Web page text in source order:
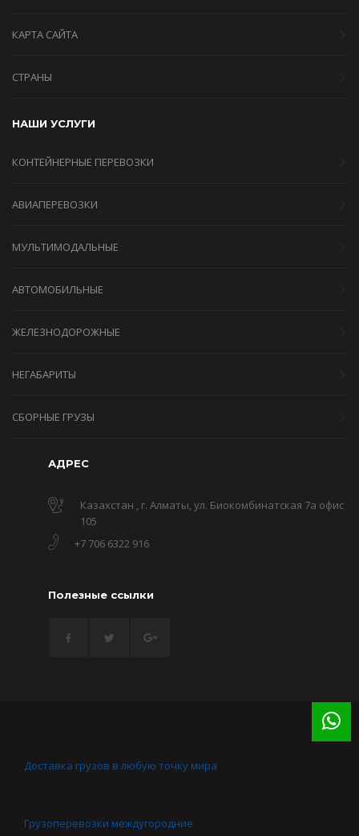
КАРТА САЙТА
СТРАНЫ
НАШИ УСЛУГИ
КОНТЕЙНЕРНЫЕ ПЕРЕВОЗКИ
АВИАПЕРЕВОЗКИ
МУЛЬТИМОДАЛЬНЫЕ
АВТОМОБИЛЬНЫЕ
ЖЕЛЕЗНОДОРОЖНЫЕ
НЕГАБАРИТЫ
СБОРНЫЕ ГРУЗЫ
АДРЕС
Казахстан , г. Алматы, ул. Биокомбинатская 7а офис
105
+7 706 6322 916
Полезные ссылки
Доставка грузов в любую точку мира
Грузоперевозки междугородние